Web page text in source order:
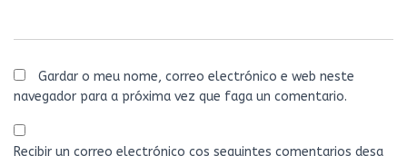
Gardar o meu nome, correo electrónico e web neste
navegador para a próxima vez que faga un comentario.
Recibir un correo electrónico cos seguintes comentarios desa